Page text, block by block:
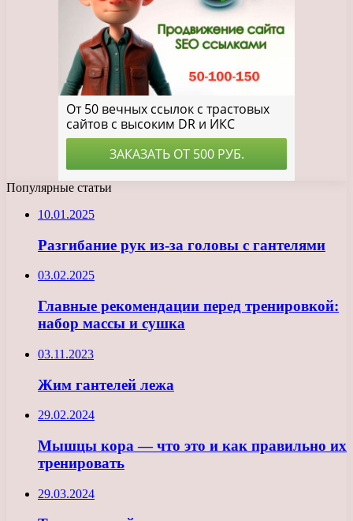
Популярные статьи
10.01.2025
Разгибание рук из-за головы с гантелями
03.02.2025
Главные рекомендации перед тренировкой:
набор массы и сушка
03.11.2023
Жим гантелей лежа
29.02.2024
Мышцы кора — что это и как правильно их
тренировать
29.03.2024